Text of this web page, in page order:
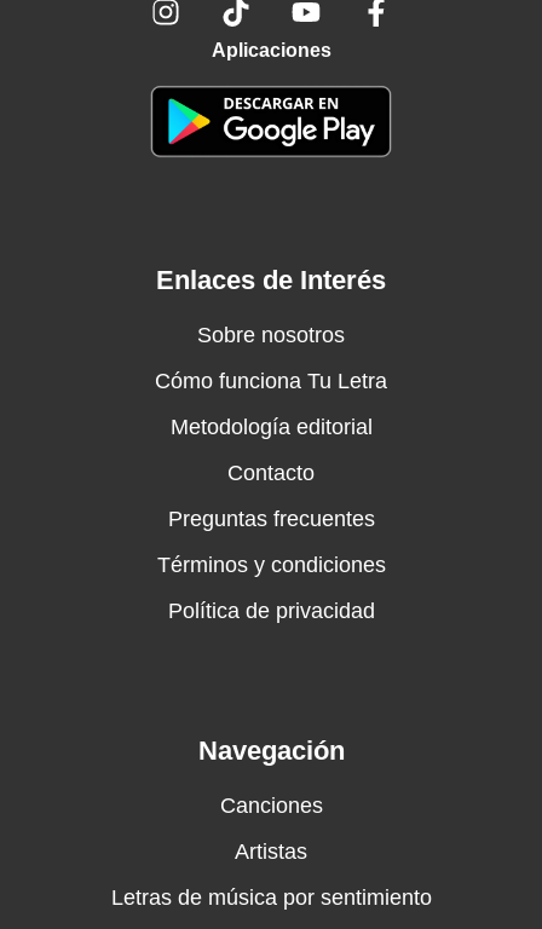
Aplicaciones
Enlaces de Interés
Sobre nosotros
Cómo funciona Tu Letra
Metodología editorial
Contacto
Preguntas frecuentes
Términos y condiciones
Política de privacidad
Navegación
Canciones
Artistas
Letras de música por sentimiento